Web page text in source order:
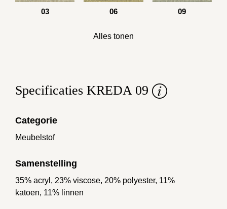
03 06 09
Alles tonen
Specificaties KREDA 09
Categorie
Meubelstof
Samenstelling
35% acryl, 23% viscose, 20% polyester, 11%
katoen, 11% linnen